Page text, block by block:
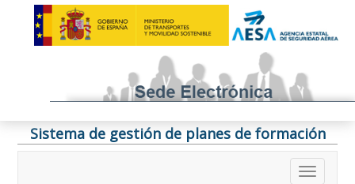
Sistema de gestión de planes de formación